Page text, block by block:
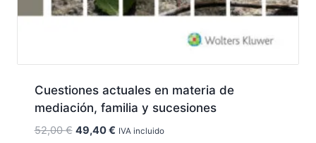
Cuestiones actuales en materia de
mediación, familia y sucesiones
52,00€ El
49,40€ElIVA incluido